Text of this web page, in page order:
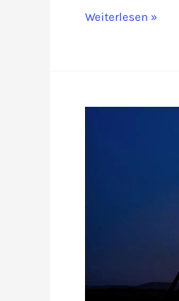
Die
Weiterlesen »